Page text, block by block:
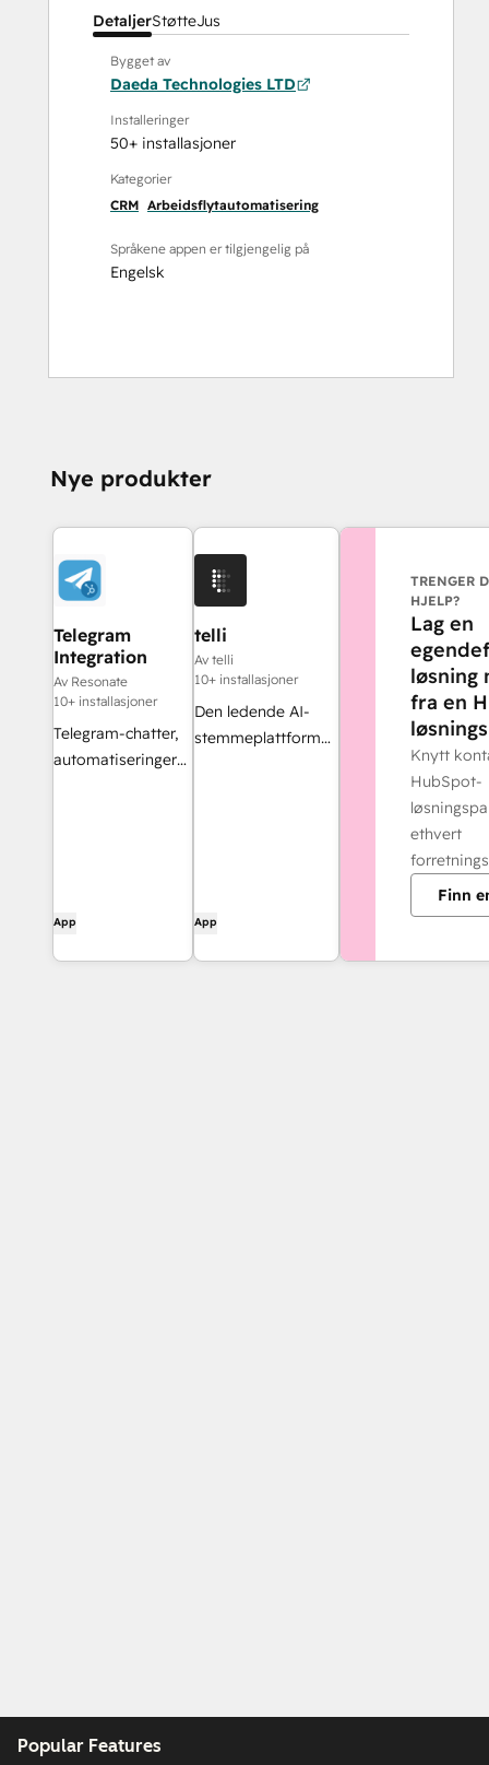
DetaljerStøtteJus
Bygget av
Daeda Technologies LTD
Installeringer
50+ installasjoner
Kategorier
CRM Arbeidsflytautomatisering
Språkene appen er tilgjengelig på
Engelsk
Nye produkter
Telegram
Integration
Av Resonate
10+ installasjoner
Telegram-chatter,
automatiseringer
handlinger,
App
telli
Av telli
10+ installasjoner
Den ledende AI-
stemmeplattformen
App
TRENGER
HJELP?
Lag en
løsning
fra en
Knytt
HubSpot-
ethvert
Finn
Popular Features